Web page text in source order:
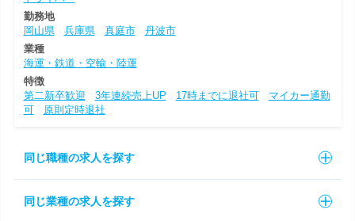
勤務地
岡山県
兵庫県 真庭市
丹波市
業種
海運・鉄道・空輸・陸運
特徴
第二新卒歓迎
3年連続売上UP 17時までに退社可
マイカー通勤
可
原則定時退社
同じ職種の求人を探す
同じ業種の求人を探す